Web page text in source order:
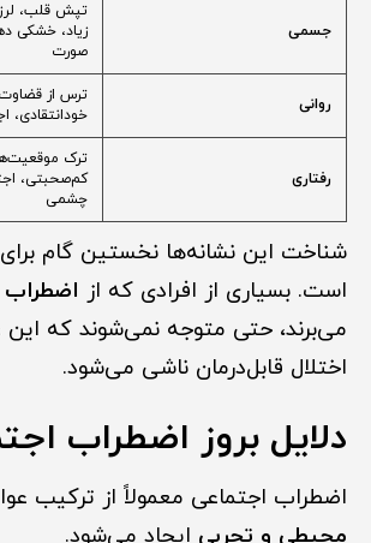
جسمی
تپش قلب،
زیاد، خشکی
صورت
روانی
ترس از
خودانتقادی،
رفتاری
ترک
کم‌صحبتی،
چشمی
شناخت این نشانه‌ها نخستین گام
است. بسیاری از افرادی که از اضطراب
می‌برند، حتی متوجه نمی‌شوند که این
اختلال قابل‌درمان ناشی می‌شود.
دلایل بروز اضطراب
اضطراب اجتماعی معمولاً از ترکیب
محیطی و تجربی ایجاد می‌شود.